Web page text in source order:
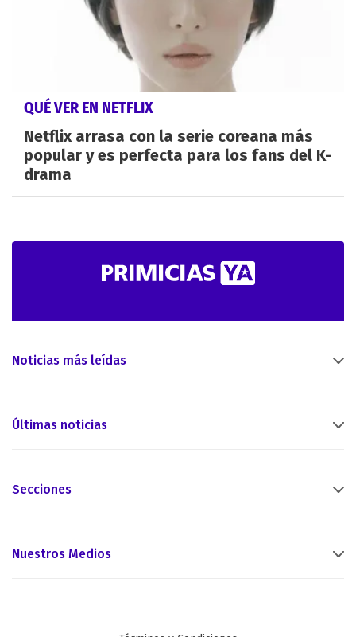
QUÉ VER EN NETFLIX
Netflix arrasa con la serie coreana más
popular y es perfecta para los fans del K-
drama
Noticias más leídas
Últimas noticias
Secciones
Nuestros Medios